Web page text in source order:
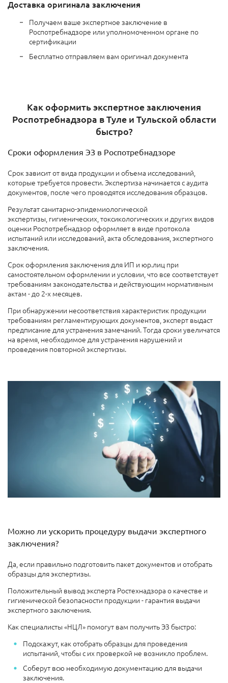
Доставка оригинала заключения
Получаем ваше экспертное заключение в
Роспотребнадзоре или уполномоченном органе по
сертификации
Бесплатно отправляем вам оригинал документа
Как оформить экспертное заключения
Роспотребнадзора в Туле и Тульской области
быстро?
Сроки оформления ЭЗ в Роспотребнадзоре
Срок зависит от вида продукции и объема исследований,
которые требуется провести. Экспертиза начинается с аудита
документов, после чего проводятся исследования образцов.
Результат санитарно-эпидемиологической
экспертизы, гигиенических, токсикологических и других видов
оценки Роспотребнадзор оформляет в виде протокола
испытаний или исследований, акта обследования, экспертного
заключения.
Срок оформления заключения для ИП и юр.лиц при
самостоятельном оформлении и условии, что все соответствует
требованиям законодательства и действующим нормативным
актам - до 2-х месяцев.
При обнаружении несоответствия характеристик продукции
требованиям регламентирующих документов, эксперт выдаст
предписание для устранения замечаний. Тогда сроки увеличатся
на время, необходимое для устранения нарушений и
проведения повторной экспертизы.
Можно ли ускорить процедуру выдачи экспертного
заключения?
Да, если правильно подготовить пакет документов и отобрать
образцы для экспертизы.
Положительный вывод эксперта Ростехнадзора о качестве и
гигиенической безопасности продукции - гарантия выдачи
экспертного заключения.
Как специалисты «НЦЛ» помогут вам получить ЭЗ быстро:
Подскажут, как отобрать образцы для проведения
испытаний, чтобы с их проверкой не возникло проблем.
Соберут всю необходимую документацию для выдачи
заключения.